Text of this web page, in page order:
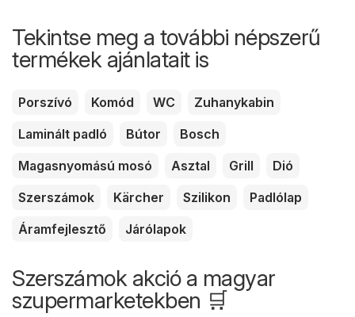
Tekintse meg a további népszerű
termékek ajánlatait is
Porszívó Komód WC
Zuhanykabin
Laminált padló
Bútor
Bosch
Magasnyomású mosó
Asztal Grill
Dió
Szerszámok
Kärcher Szilikon
Padlólap
Áramfejlesztő
Járólapok
Szerszámok akció a magyar
szupermarketekben 🛒